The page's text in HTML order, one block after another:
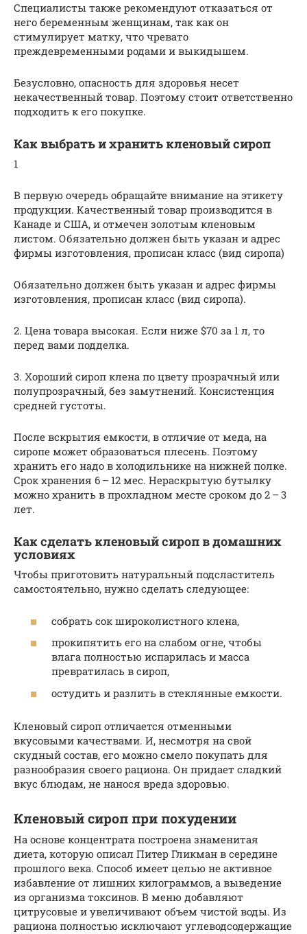
Специалисты также рекомендуют отказаться от
него беременным женщинам, так как он
стимулирует матку, что чревато
преждевременными родами и выкидышем.
Безусловно, опасность для здоровья несет
некачественный товар. Поэтому стоит ответственно
подходить к его покупке.
Как выбрать и хранить кленовый сироп
1
В первую очередь обращайте внимание на этикету
продукции. Качественный товар производится в
Канаде и США, и отмечен золотым кленовым
листом. Обязательно должен быть указан и адрес
фирмы изготовления, прописан класс (вид сиропа)
Обязательно должен быть указан и адрес фирмы
изготовления, прописан класс (вид сиропа).
2. Цена товара высокая. Если ниже $70 за 1 л, то
перед вами подделка.
3. Хороший сироп клена по цвету прозрачный или
полупрозрачный, без замутнений. Консистенция
средней густоты.
После вскрытия емкости, в отличие от меда, на
сиропе может образоваться плесень. Поэтому
хранить его надо в холодильнике на нижней полке.
Срок хранения 6 – 12 мес. Нераскрытую бутылку
можно хранить в прохладном месте сроком до 2 – 3
лет.
Как сделать кленовый сироп в домашних
условиях
Чтобы приготовить натуральный подсластитель
самостоятельно, нужно сделать следующее:
собрать сок широколистного клена,
прокипятить его на слабом огне, чтобы
влага полностью испарилась и масса
превратилась в сироп,
остудить и разлить в стеклянные емкости.
Кленовый сироп отличается отменными
вкусовыми качествами. И, несмотря на свой
скудный состав, его можно смело покупать для
разнообразия своего рациона. Он придает сладкий
вкус блюдам, не нанося вреда здоровью.
Кленовый сироп при похудении
На основе концентрата построена знаменитая
диета, которую описал Питер Гликман в середине
прошлого века. Способ имеет целью не активное
избавление от лишних килограммов, а выведение
из организма токсинов. В меню добавляют
цитрусовые и увеличивают объем чистой воды. Из
рациона полностью исключают углеводсодержащие